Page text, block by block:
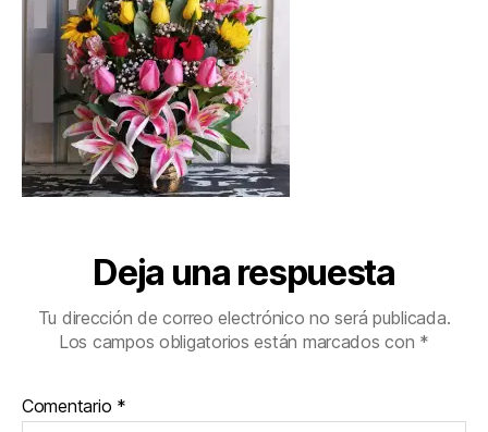
Deja una respuesta
Tu dirección de correo electrónico no será publicada.
Los campos obligatorios están marcados con *
Comentario *